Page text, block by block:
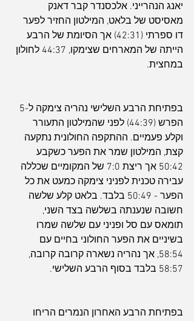
יאנג הנהרייני. אלכסנדר קבר דאנק
מאסיסט של בלאט, המילטון החזיר לפער
דו ספרתי (42:31) אך הסיומת של הרבע
הייתה של המארחים שצימקו, 44:37 לחולון
במחצית.
הפרש (44:39) לפני שהמילטון התעורר
וקלע פעמיים. ההתקפה החולונית נתקעה
קצת, המילטון שמר את הפער כשקבע
50:42 אך ריצת 7:0 של המקומיים שכללה
עבירה טכנית לפניני צימקה כמעט את כל
הפער - 50:49 בלבד. בלאט קלע שלשה
חשובה שנענתה בשלשה בצד השני,
תומאס עם סל ופניני עם שלשה שמרו
בשיניים את הפער החולוני בחיים עם
58:54, אך נהריה נשארה קרובה קרובה,
58:57 בלבד בסוף הרבע השלישי.
בפתיחת הרבע האחרון הנמרים הריחו